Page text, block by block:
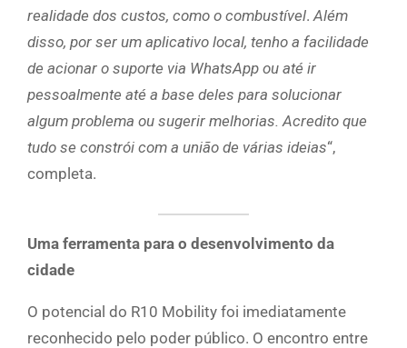
realidade dos custos, como o combustível.Além
disso, por ser um aplicativo local, tenho a facilidade
de acionar o suporte via WhatsApp ou até ir
pessoalmente até a base deles para solucionar
algum problema ou sugerir melhorias. Acredito que
tudo se constrói com a união de várias ideias“,
completa.
Uma ferramenta para o desenvolvimento da
cidade
O potencial do R10 Mobility foi imediatamente
reconhecido pelo poder público. O encontro entre